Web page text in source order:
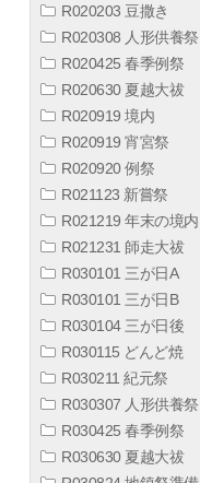
R020203 豆撒き
R020308 人形供養祭
R020425 春季例祭
R020630 夏越大祓
R020919 境内
R020919 宵宮祭
R020920 例祭
R021123 新嘗祭
R021219 年末の境内
R021231 師走大祓
R030101 三が日A
R030101 三が日B
R030104 三が日後
R030115 どんど焼
R030211 紀元祭
R030307 人形供養祭
R030425 春季例祭
R030630 夏越大祓